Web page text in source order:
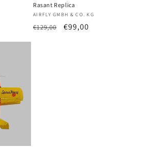
Rasant Replica
Anbieter:
AIRFLY GMBH & CO. KG
Normaler
€129,00 Verkaufspreis
€99,00